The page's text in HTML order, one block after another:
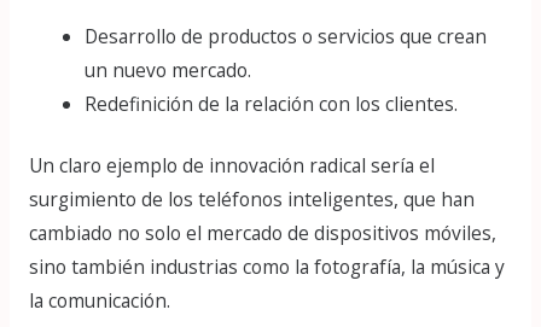
Desarrollo de productos o servicios que crean
un nuevo mercado.
Redefinición de la relación con los clientes.
Un claro ejemplo de innovación radical sería el
surgimiento de los teléfonos inteligentes, que han
cambiado no solo el mercado de dispositivos móviles,
sino también industrias como la fotografía, la música y
la comunicación.